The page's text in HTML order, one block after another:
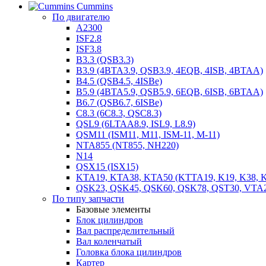
Cummins
По двигателю
A2300
ISF2.8
ISF3.8
B3.3 (QSB3.3)
B3.9 (4BTA3.9, QSB3.9, 4EQB, 4ISB, 4BTAA)
B4.5 (QSB4.5, 4ISBe)
B5.9 (4BTA5.9, QSB5.9, 6EQB, 6ISB, 6BTAA)
B6.7 (QSB6.7, 6ISBe)
C8.3 (6C8.3, QSC8.3)
QSL9 (6LTAA8.9, ISL9, L8.9)
QSM11 (ISM11, M11, ISM-11, M-11)
NTA855 (NT855, NH220)
N14
QSX15 (ISX15)
KTA19, KTA38, KTA50 (KTTA19, K19, K38,
QSK23, QSK45, QSK60, QSK78, QST30,
По типу запчасти
Базовые элементы
Блок цилиндров
Вал распределительный
Вал коленчатый
Головка блока цилиндров
Картер